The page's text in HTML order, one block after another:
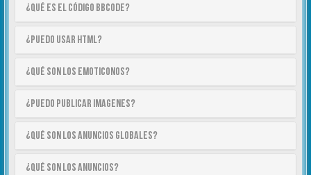
¿Qué es el código BBCode?
¿Puedo usar HTML?
¿Qué son los emoticonos?
¿Puedo publicar imagenes?
¿Qué son los anuncios globales?
¿Qué son los anuncios?